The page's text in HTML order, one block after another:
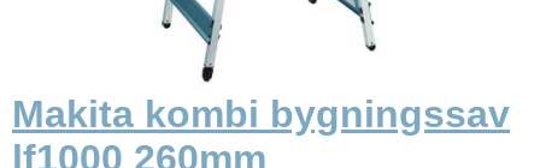
Makita kombi bygningssav
lf1000 260mm